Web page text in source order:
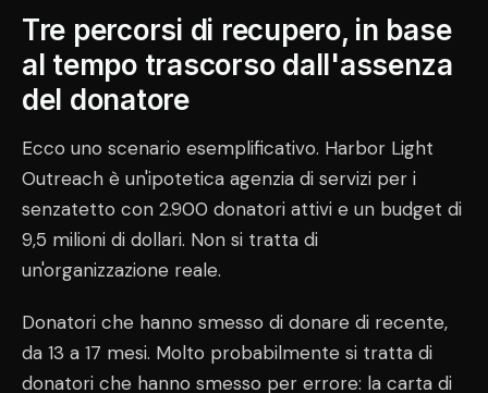
Tre percorsi di recupero, in base
al tempo trascorso dall'assenza
del donatore
Ecco uno scenario esemplificativo. Harbor Light
Outreach è un'ipotetica agenzia di servizi per i
senzatetto con 2.900 donatori attivi e un budget di
9,5 milioni di dollari. Non si tratta di
un'organizzazione reale.
Donatori che hanno smesso di donare di recente,
da 13 a 17 mesi. Molto probabilmente si tratta di
donatori che hanno smesso per errore: la carta di